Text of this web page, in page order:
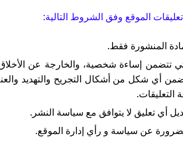
الموقع وفق الشروط التالية:
المنشورة فقط.
تتضمن إساءة شخصية، والخارجة عن الأخلاق
أي شكل من أشكال التجريح والتهديد
أي تعليق لا يتوافق مع سياسة النشر.
عن سياسة و رأي إدارة الموقع.